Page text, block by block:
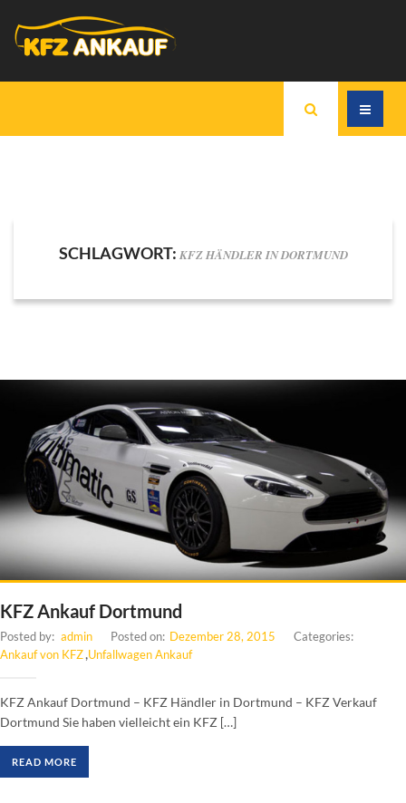
SCHLAGWORT: KFZ HÄNDLER IN DORTMUND
KFZ Ankauf Dortmund
Posted by: admin Posted on: Dezember 28, 2015
Categories:
Ankauf von KFZ,Unfallwagen Ankauf
KFZ Ankauf Dortmund – KFZ Händler in Dortmund – KFZ Verkauf
Dortmund Sie haben vielleicht ein KFZ […]
READ MORE